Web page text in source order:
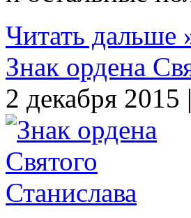
Читать дальше
Знак ордена
2 декабря 2015 |